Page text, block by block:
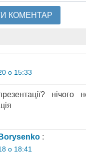
о 15:33
нічого
:
о 18:41